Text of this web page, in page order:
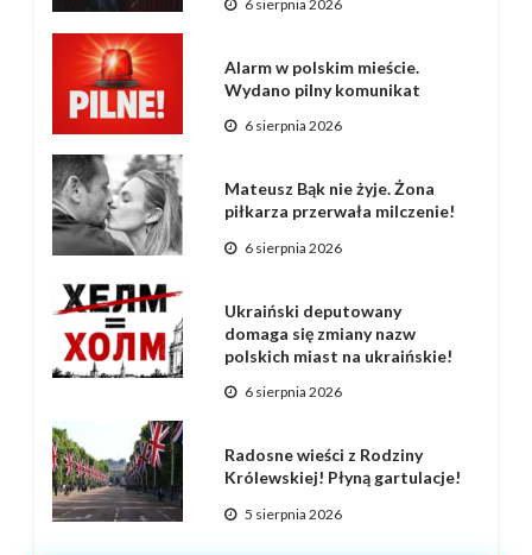
6 sierpnia 2026
Alarm w polskim mieście.
Wydano pilny komunikat
6 sierpnia 2026
Mateusz Bąk nie żyje. Żona
piłkarza przerwała milczenie!
6 sierpnia 2026
Ukraiński deputowany
domaga się zmiany nazw
polskich miast na ukraińskie!
6 sierpnia 2026
Radosne wieści z Rodziny
Królewskiej! Płyną gartulacje!
5 sierpnia 2026